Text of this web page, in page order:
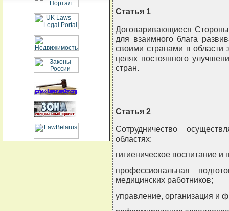
Статья 1
Договаривающиеся
для взаимного блага
своими странами в области
целях постоянного
стран.
Статья 2
Сотрудничество
областях:
гигиеническое воспитание и
профессиональная
медицинских работников;
управление, организация и